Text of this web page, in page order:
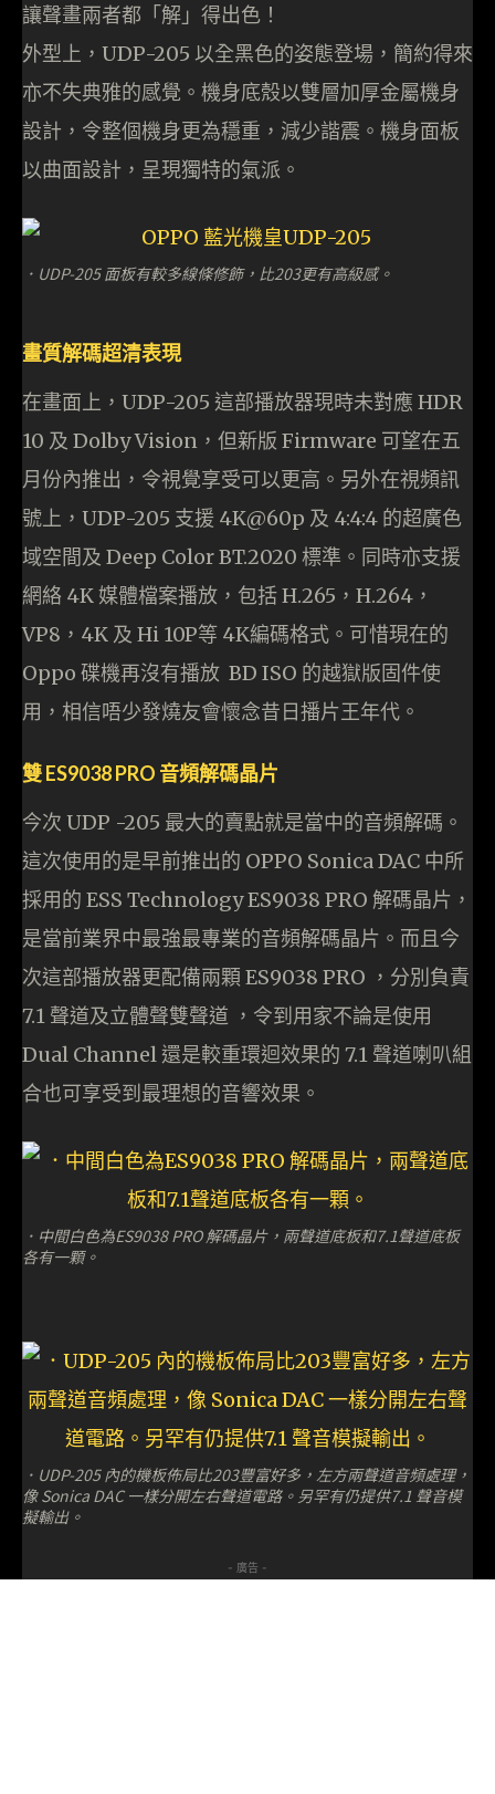
讓聲畫兩者都「解」得出色！
外型上，UDP-205 以全黑色的姿態登場，簡約得來
亦不失典雅的感覺。機身底殼以雙層加厚金屬機身
設計，令整個機身更為穩重，減少諧震。機身面板
以曲面設計，呈現獨特的氣派。
．UDP-205 面板有較多線條修飾，比203更有高級感。
畫質解碼超清表現
在畫面上，UDP-205 這部播放器現時未對應 HDR
10 及 Dolby Vision，但新版 Firmware 可望在五
月份內推出，令視覺享受可以更高。另外在視頻訊
號上，UDP-205 支援 4K@60p 及 4:4:4 的超廣色
域空間及 Deep Color BT.2020 標準。同時亦支援
網絡 4K 媒體檔案播放，包括 H.265，H.264，
VP8，4K 及 Hi 10P等 4K編碼格式。可惜現在的
Oppo 碟機再沒有播放 BD ISO 的越獄版固件使
用，相信唔少發燒友會懷念昔日播片王年代。
雙 ES9038 PRO 音頻解碼晶片
今次 UDP -205 最大的賣點就是當中的音頻解碼。
這次使用的是早前推出的 OPPO Sonica DAC 中所
採用的 ESS Technology ES9038 PRO 解碼晶片，
是當前業界中最強最專業的音頻解碼晶片。而且今
次這部播放器更配備兩顆 ES9038 PRO ，分別負責
7.1 聲道及立體聲雙聲道 ，令到用家不論是使用
Dual Channel 還是較重環迴效果的 7.1 聲道喇叭組
合也可享受到最理想的音響效果。
．中間白色為ES9038 PRO 解碼晶片，兩聲道底板和7.1聲道底板
各有一顆。
．UDP-205 內的機板佈局比203豐富好多，左方兩聲道音頻處理，
像 Sonica DAC 一樣分開左右聲道電路。另罕有仍提供7.1 聲音模
擬輸出。
- 廣告 -